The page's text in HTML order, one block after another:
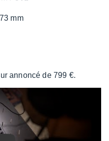
mm
annoncé de 799 €.